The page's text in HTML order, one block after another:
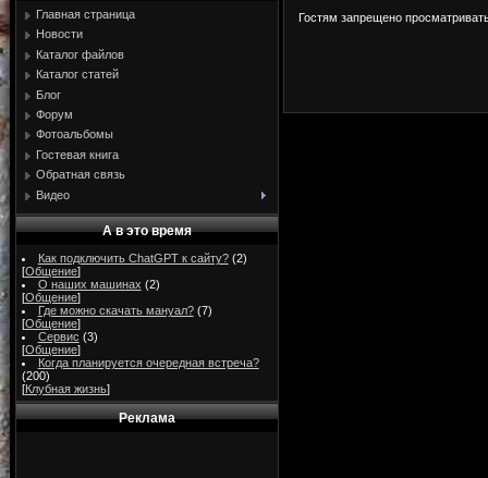
Главная страница
Новости
Каталог файлов
Каталог статей
Блог
Форум
Фотоальбомы
Гостевая книга
Обратная связь
Видео
А в это время
Как подключить ChatGPT к сайту? (2)
[Общение]
О наших машинах (2)
[Общение]
Где можно скачать мануал? (7)
[Общение]
Сервис (3)
[Общение]
Когда планируется очередная встреча?
(200)
[Клубная жизнь]
Реклама
Гостям запрещено